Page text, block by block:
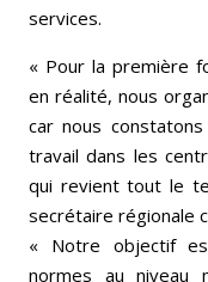
services.
« Pour la première
en réalité, nous
car nous
travail dans les
qui revient tout le
secrétaire régionale
« Notre objectif
normes au niveau